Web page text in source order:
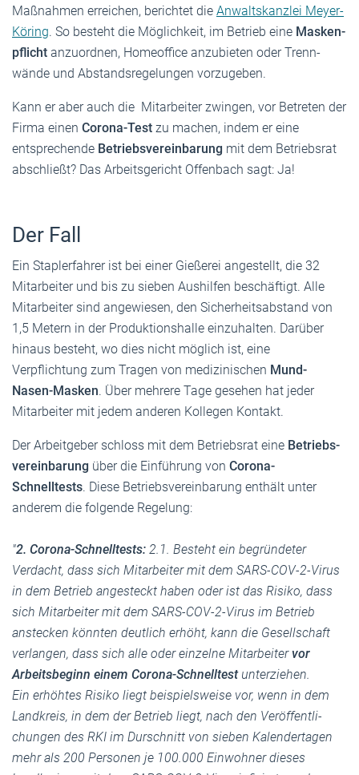
Maßnahmen erreichen, berichtet die Anwaltskanzlei Meyer-
Köring. So besteht die Möglichkeit, im Betrieb eine Masken­
pflicht anzuordnen, Homeoffice anzubieten oder Trenn­
wände und Abstands­re­ge­lungen vorzu­geben.
Kann er aber auch die Mitarbeiter zwingen, vor Betreten der
Firma einen Corona-Test zu machen, indem er eine
entsprechende Betriebsvereinbarung mit dem Betriebsrat
abschließt? Das Arbeits­ge­richt Offenbach sagt: Ja!
Der Fall
Ein Stapler­fahrer ist bei einer Gießerei angestellt, die 32
Mitar­beiter und bis zu sieben Aushilfen beschäftigt. Alle
Mitar­beiter sind angewiesen, den Sicher­heits­ab­stand von
1,5 Metern in der Produk­ti­ons­halle einzu­halten. Darüber
hinaus besteht, wo dies nicht möglich ist, eine
Verpflichtung zum Tragen von medizi­ni­schen Mund-
Nasen-Masken. Über mehrere Tage gesehen hat jeder
Mitar­beiter mit jedem anderen Kollegen Kontakt.
Der Arbeit­geber schloss mit dem Betriebsrat eine Betriebs­
ver­ein­barung über die Einführung von Corona-
Schnelltests. Diese Betriebs­ver­ein­barung enthält unter
anderem die folgende Regelung:
"2. Corona-Schnell­tests: 2.1. Besteht ein begrün­deter
Verdacht, dass sich Mitar­beiter mit dem SARS-COV-2-Virus
in dem Betrieb angesteckt haben oder ist das Risiko, dass
sich Mitar­beiter mit dem SARS-COV-2-Virus im Betrieb
anstecken könnten deutlich erhöht, kann die Gesell­schaft
verlangen, dass sich alle oder einzelne Mitar­beitervor
Arbeits­beginn einem Corona-Schnelltestunter­ziehen.
Ein erhöhtes Risiko liegt beispiels­weise vor, wenn in dem
Landkreis, in dem der Betrieb liegt, nach den Veröf­fent­li­
chungen des RKI im Durschnitt von sieben Kalen­der­tagen
mehr als 200 Personen je 100.000 Einwohner dieses